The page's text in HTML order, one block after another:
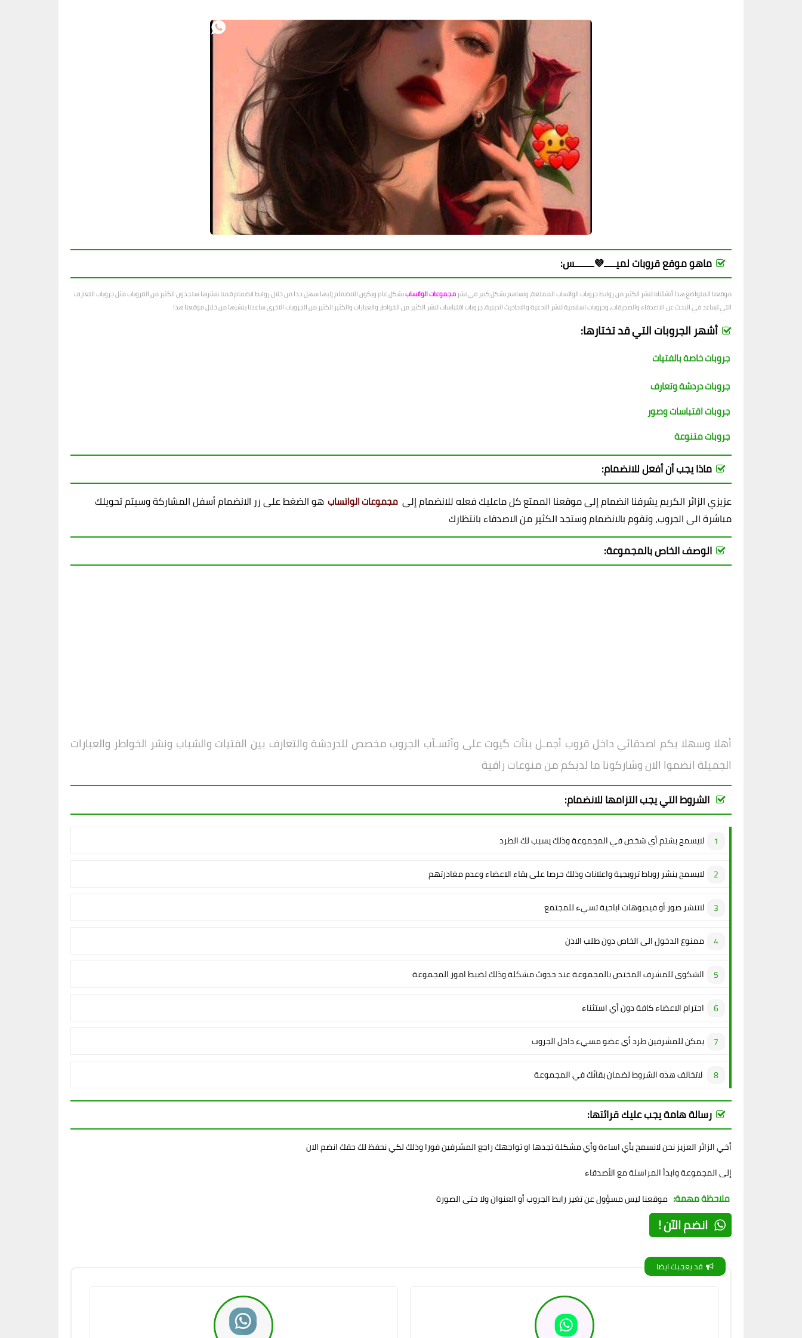
ماهو موقع قروبات لميـــــ💜ــــــــس:
موقعنا المتواضع هذا أنشئناه لنشر الكثير من روابط جروبات الواتساب الممتعة، ونساهم بشكل كبير في نشر مجموعات الواتساببشكل عام ويكون الانضمام إليها سهل جدا من خلال روابط انضمام قمنا بنشرها ستجدون الكثير من القروبات مثل جروبات التعارف
التي تساعد في البحث عن الاصدقاء والصديقات، وجروبات اسلامية لنشر الادعية والاحاديث الدينية، جروبات اقتباسات لنشر الكثير من الخواطر والعبارات والكثير الكثير من الجروبات الاخرى ساعدنا بنشرها من خلال موقعنا هذا
أشهر الجروبات التي قد تختارها:
جروبات خاصة بالفتيات
جروبات دردشة وتعارف
جروبات اقتباسات وصور
جروبات متنوعة
ماذا يجب أن أفعل للانضمام:
عزيزي الزائر الكريم يشرفنا انضمام إلى موقعنا الممتع كل ماعليك فعله للانضمام إلى مجموعات الواتساب هو الضغط على زر الانضمام أسفل المشاركة وسيتم تحويلك
مباشرة الى الجروب، وتقوم بالانضمام وستجد الكثير من الاصدقاء بانتظارك
الوصف الخاص بالمجموعة:
أهلا وسهلا بكم اصدقائي داخلقروب أجمـل بنآت گيوت على وآتسـآب الجروب مخصص للدردشة والتعارف بين الفتيات والشباب ونشر الخواطر والعبارات
الجميلة انضموا الان وشاركونا ما لديكم من منوعات راقية
الشروط التي يجب التزامها للانضمام:
لايسمح بشتم أي شخص في المجموعة وذلك يسبب لك الطرد
لايسمح بنشر روباط ترويجية واعلانات وذلك حرصا على بقاء الاعضاء وعدم مغادرتهم
لاتنشر صور أو فيديوهات اباحية تسيء للمجتمع
ممنوع الدخول الى الخاص دون طلب الاذن
الشكوى للمشرف المختص بالمجموعة عند حدوث مشكلة وذلك لضبط امور المجموعة
احترام الاعضاء كافة دون أي استثناء
يمكن للمشرفين طرد أي عضو مسيء داخل الجروب
لاتخالف هذه الشروط لضمان بقائك في المجموعة
رسالة هامة يجب عليك قرائتها:
أخي الزائر العزيز نحن لانسمح بأي اساءة وأي مشكلة تجدها او تواجهك راجع المشرفين فورا وذلك لكي نحفظ لك حقك انضم الان
إلى المجموعة وابدأ المراسلة مع الأصدقاء
ملاحظة مهمة: موقعنا ليس مسؤول عن تغير رابط الجروب أو العنوان ولا حتى الصورة
انضم الآن !
قد يعجبك ايضا